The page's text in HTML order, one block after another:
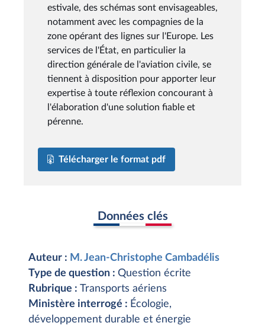
estivale, des schémas sont envisageables,
notamment avec les compagnies de la
zone opérant des lignes sur l'Europe. Les
services de l'État, en particulier la
direction générale de l'aviation civile, se
tiennent à disposition pour apporter leur
expertise à toute réflexion concourant à
l'élaboration d'une solution fiable et
pérenne.
Télécharger le format pdf
Données clés
Auteur : M. Jean-Christophe Cambadélis
Type de question : Question écrite
Rubrique : Transports aériens
Ministère interrogé : Écologie,
développement durable et énergie